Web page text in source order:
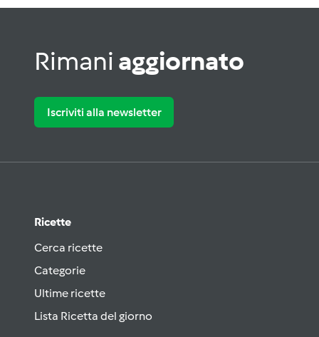
Rimani aggiornato
Iscriviti alla newsletter
Ricette
Cerca ricette
Categorie
Ultime ricette
Lista Ricetta del giorno